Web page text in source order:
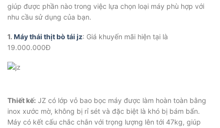
giúp được phần nào trong việc lựa chọn loại máy phù hợp với
nhu cầu sử dụng của bạn.
1. Máy thái thịt bò tái jz: Giá khuyến mãi hiện tại là
19.000.000Đ
Thiết kế: JZ có lớp vỏ bao bọc máy được làm hoàn toàn bằng
inox xước mờ, không bị rỉ sét và đặc biệt là khó bị bám bẩn.
Máy có kết cấu chắc chắn với trọng lượng lên tới 47kg, giúp